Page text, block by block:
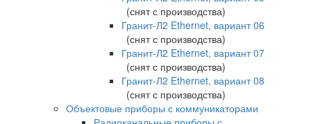
(снят с производства)
Гранит-Л2 Ethernet, вариант 06
(снят с производства)
Гранит-Л2 Ethernet, вариант 07
(снят с производства)
Гранит-Л2 Ethernet, вариант 08
(снят с производства)
Объектовые приборы с коммуникаторами